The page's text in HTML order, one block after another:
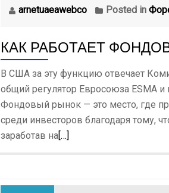
arnetuaeawebco Posted in
КАК РАБОТАЕТ
В США за эту функцию отвечает
общий регулятор Евросоюза ESMA
Фондовый рынок — это место, где
среди инвесторов благодаря тому,
заработав наRead
[…]